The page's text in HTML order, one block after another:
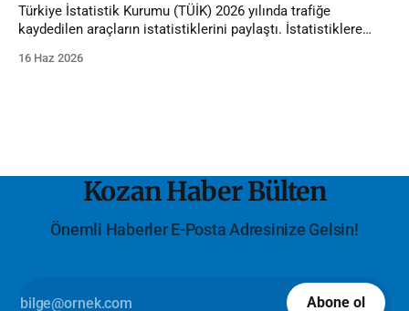
Türkiye İstatistik Kurumu (TÜİK) 2026 yılında trafiğe
kaydedilen araçların istatistiklerini paylaştı. İstatistiklere
16 Haz 2026
Kozan Haber Bülten
Önemli Haberler E-Posta Adresinize Gelsin!
Abone ol